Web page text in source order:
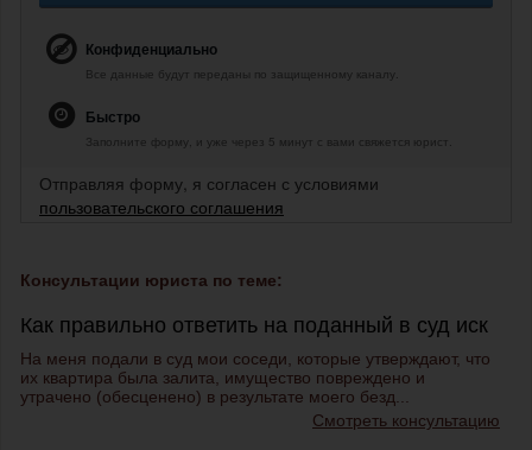
Конфиденциально
Все данные будут переданы по защищенному каналу.
Быстро
Заполните форму, и уже через 5 минут с вами свяжется юрист.
Отправляя форму, я согласен с условиями
пользовательского соглашения
Консультации юриста по теме:
Как правильно ответить на поданный в суд иск
На меня подали в суд мои соседи, которые утверждают, что
их квартира была залита, имущество повреждено и
утрачено (обесценено) в результате моего безд...
Смотреть консультацию